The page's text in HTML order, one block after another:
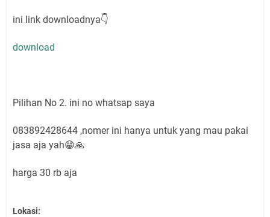
ini link downloadnya👇
download
Pilihan No 2. ini no whatsap saya
083892428644 ,nomer ini hanya untuk yang mau pakai
jasa aja yah😁🙏
harga 30 rb aja
Lokasi: